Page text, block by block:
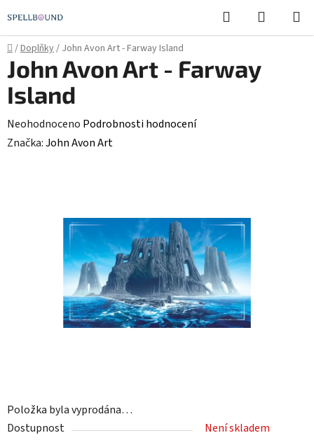
na
obsah
Hledat
KOŠÍK
Domů
/Doplňky/ John Avon Art - Farway Island
Položka byla vyprodána…
Dostupnost
Není skladem
John Avon Art - Farway
Island
Průměrné
hodnocení
Neohodnoceno Podrobnosti hodnocení
Značka:John Avon Art